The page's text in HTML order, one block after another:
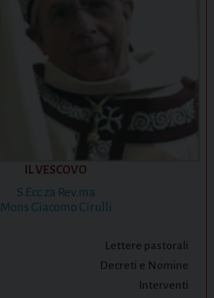
IL VESCOVO
S.Ecc.za Rev.ma
Mons Giacomo Cirulli
Lettere pastorali
Decreti e Nomine
Interventi